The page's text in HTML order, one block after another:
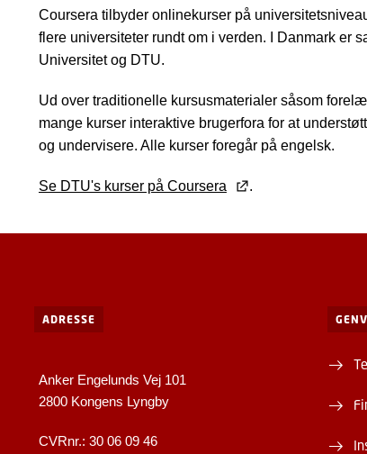
Coursera tilbyder onlinekurser på
flere universiteter rundt om i verden. I Danmark er
Universitet og DTU.
Ud over traditionelle kursusmaterialer såsom
mange kurser interaktive brugerfora for at
og undervisere. Alle kurser foregår på engelsk.
Se DTU's kurser på Coursera .
ADRESSE
Anker Engelunds Vej 101
2800 Kongens Lyngby
CVRnr.: 30 06 09 46